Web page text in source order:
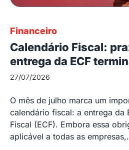
Financeiro
Calendário Fiscal:
entrega da ECF
27/07/2026
O mês de julho marca um
calendário fiscal: a entrega da
Fiscal (ECF). Embora essa
aplicável a todas as